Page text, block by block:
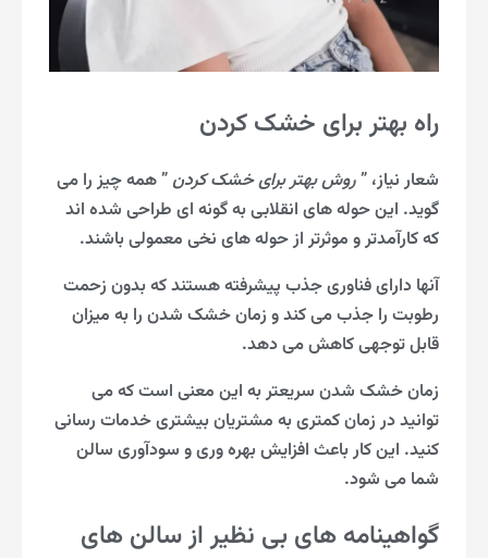
راه بهتر برای خشک کردن
شعار نیاز، ”روش بهتر برای خشک کردن ” همه چیز را می
گوید. این حوله های انقلابی به گونه ای طراحی شده اند
که کارآمدتر و موثرتر از حوله های نخی معمولی باشند.
آنها دارای فناوری جذب پیشرفته هستند که بدون زحمت
رطوبت را جذب می کند و زمان خشک شدن را به میزان
قابل توجهی کاهش می دهد.
زمان خشک شدن سریعتر به این معنی است که می
توانید در زمان کمتری به مشتریان بیشتری خدمات رسانی
کنید. این کار باعث افزایش بهره وری و سودآوری سالن
شما می شود.
گواهینامه های بی نظیر از سالن های